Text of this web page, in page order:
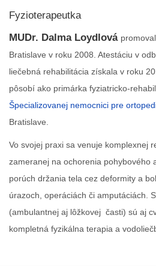
Fyzioterapeutka
MUDr. Dalma Loydlová
Bratislave v roku 2008. Atestáciu v
liečebná rehabilitácia získala v roku
pôsobí ako primárka fyziatricko-
Špecializovanej nemocnici pre
Bratislave.
Vo svojej praxi sa venuje komplexnej
zameranej na ochorenia pohybového
porúch držania tela cez deformity a
úrazoch, operáciách či amputáciách.
(ambulantnej aj lôžkovej časti) sú aj
kompletná fyzikálna terapia a